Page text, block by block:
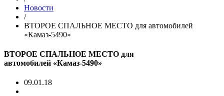
Новости
/
ВТОРОЕ СПАЛЬНОЕ МЕСТО для автомобилей
«Камаз-5490»
ВТОРОЕ СПАЛЬНОЕ МЕСТО для
автомобилей «Камаз-5490»
09.01.18